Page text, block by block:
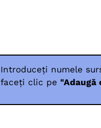
Introduceți numele
faceți clic pe "Adaugă